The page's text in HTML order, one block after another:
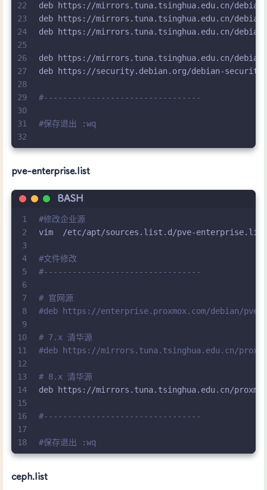
22
23
24
25
26
27
28
29
30
31
32
deb https://mirrors.tuna.tsinghua.edu.cn/
deb https://mirrors.tuna.tsinghua.edu.cn/
deb https://mirrors.tuna.tsinghua.edu.cn/
deb https://mirrors.tuna.tsinghua.edu.cn/
deb https://security.debian.org/debian-security
#---------------------------------
#保存退出 :wq
pve-enterprise.list
BASH
1
2
3
4
5
6
7
8
9
10
11
12
13
14
15
16
17
18
#修改企业源
vim  /etc/apt/sources.list.d/pve-enterprise.list
#文件修改
#---------------------------------
# 官网源
#deb https://enterprise.proxmox.com/debian/pve
# 7.x 清华源
#deb https://mirrors.tuna.tsinghua.edu.cn/
# 8.x 清华源
deb https://mirrors.tuna.tsinghua.edu.cn/
#---------------------------------
#保存退出 :wq
ceph.list